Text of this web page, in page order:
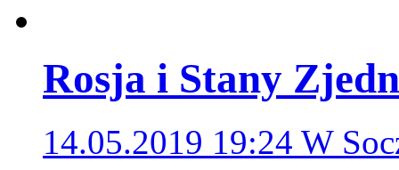
Rosja i Stany
14.05.2019 19:24 W